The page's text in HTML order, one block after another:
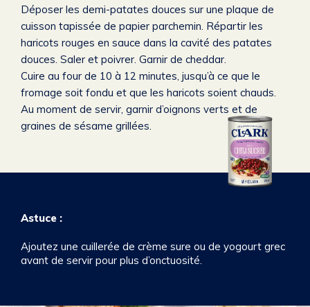
Déposer les demi-patates douces sur une plaque de
cuisson tapissée de papier parchemin. Répartir les
haricots rouges en sauce dans la cavité des patates
douces. Saler et poivrer. Garnir de cheddar.
Cuire au four de 10 à 12 minutes, jusqu’à ce que le
fromage soit fondu et que les haricots soient chauds.
Au moment de servir, garnir d’oignons verts et de
graines de sésame grillées.
Astuce :
Ajoutez une cuillerée de crème sure ou de yogourt grec
avant de servir pour plus d’onctuosité.